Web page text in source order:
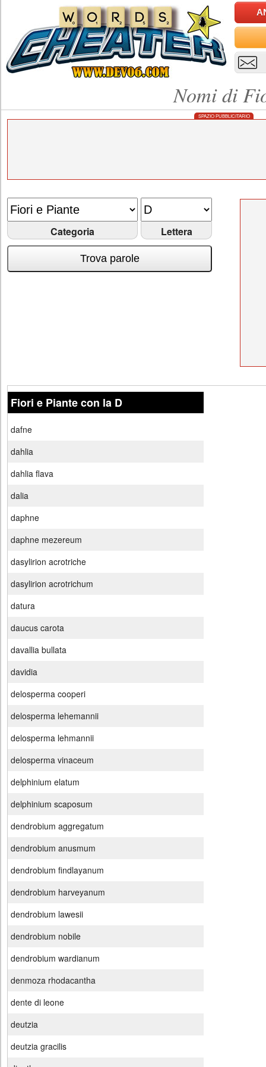
Nomi di
SPAZIO PUBBLICITARIO
Categoria Lettera
Trova parole
Fiori e Piante con la D
dafne
dahlia
dahlia flava
dalia
daphne
daphne mezereum
dasylirion acrotriche
dasylirion acrotrichum
datura
daucus carota
davallia bullata
davidia
delosperma cooperi
delosperma lehemannii
delosperma lehmannii
delosperma vinaceum
delphinium elatum
delphinium scaposum
dendrobium aggregatum
dendrobium anusmum
dendrobium findlayanum
dendrobium harveyanum
dendrobium lawesii
dendrobium nobile
dendrobium wardianum
denmoza rhodacantha
dente di leone
deutzia
deutzia gracilis